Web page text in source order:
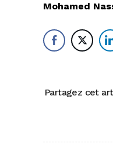
Mohamed
Partagez cet